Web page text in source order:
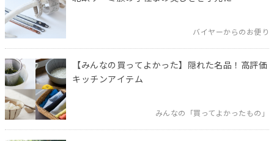
バイヤーからのお便り
【みんなの買ってよかった】隠れた名品！高評価
キッチンアイテム
みんなの「買ってよかったもの」